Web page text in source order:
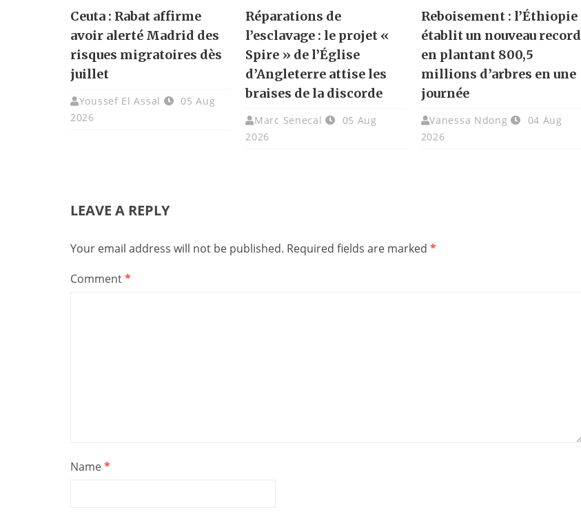
Ceuta : Rabat affirme
avoir alerté Madrid des
risques migratoires dès
juillet
Youssef El Assal
05 Aug
2026
Réparations de
l’esclavage : le projet «
Spire » de l’Église
d’Angleterre attise les
braises de la discorde
Marc Senecal
05 Aug
2026
Reboisement : l’Éthiopie
établit un nouveau record
en plantant 800,5
millions d’arbres en une
journée
Vanessa Ndong
04 Aug
2026
LEAVE A REPLY
Your email address will not be published. Required fields are marked *
Comment*
Name*